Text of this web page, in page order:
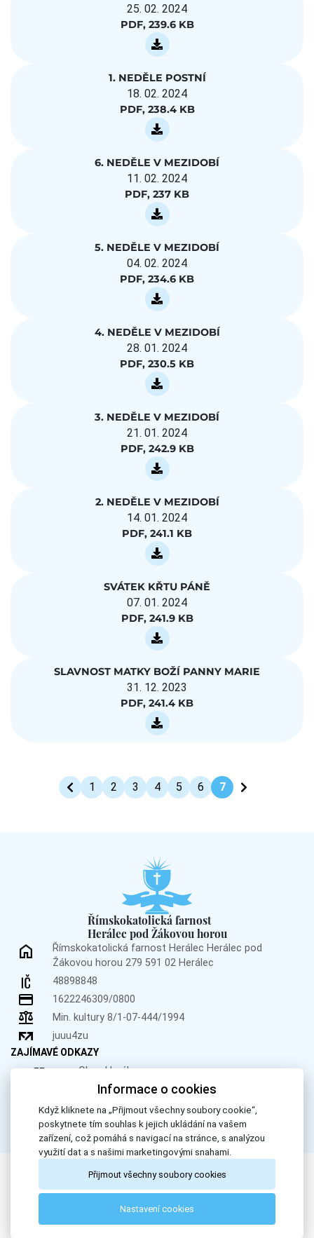
25. 02. 2024
PDF, 239.6 KB
1. NEDĚLE POSTNÍ
18. 02. 2024
PDF, 238.4 KB
6. NEDĚLE V MEZIDOBÍ
11. 02. 2024
PDF, 237 KB
5. NEDĚLE V MEZIDOBÍ
04. 02. 2024
PDF, 234.6 KB
4. NEDĚLE V MEZIDOBÍ
28. 01. 2024
PDF, 230.5 KB
3. NEDĚLE V MEZIDOBÍ
21. 01. 2024
PDF, 242.9 KB
2. NEDĚLE V MEZIDOBÍ
14. 01. 2024
PDF, 241.1 KB
SVÁTEK KŘTU PÁNĚ
07. 01. 2024
PDF, 241.9 KB
SLAVNOST MATKY BOŽÍ PANNY MARIE
31. 12. 2023
PDF, 241.4 KB
1 2 3 4 5 6 7
Římskokatolická farnost
Herálec pod Žákovou horou
Římskokatolická farnost Herálec Herálec pod
Žákovou horou 279 591 02 Herálec
48898848
1622246309/0800
Min. kultury 8/1-07-444/1994
juuu4zu
ZAJÍMAVÉ ODKAZY
Obec Herálec
Obec Křižánky
Donátor.cz
All Rights Reserved, Římskokatolická farnost Herálec. © 2024
Webdesign byLE CLAVERA s.r.o.
Informace o cookies
Když kliknete na „Přijmout všechny soubory cookie“,
poskytnete tím souhlas k jejich ukládání na vašem
zařízení, což pomáhá s navigací na stránce, s analýzou
využití dat a s našimi marketingovými snahami.
Přijmout všechny soubory cookies
Nastavení cookies